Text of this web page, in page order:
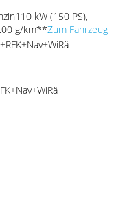
110 kW (150 PS),
g/km**Zum Fahrzeug